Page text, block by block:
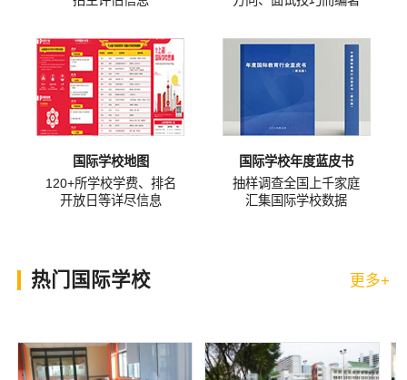
国际学校地图
120+所学校学费、排名
开放日等详尽信息
国际学校年度蓝皮书
抽样调查全国上千家庭
汇集国际学校数据
更多+
热门国际学校